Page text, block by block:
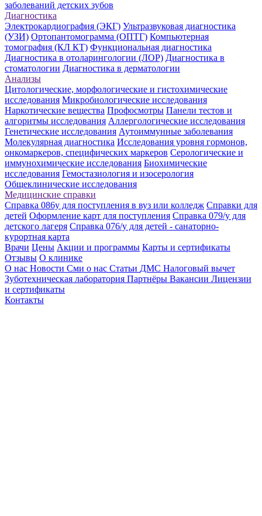
заболеваний детских зубов
Диагностика
Электрокардиография (ЭКГ) Ультразвуковая диагностика
(УЗИ) Ортопантомограмма (ОПТГ) Компьютерная
томография (КЛ КТ) Функциональная диагностика
Диагностика в отоларингологии (ЛОР) Диагностика в
стоматологии Диагностика в дерматологии
Анализы
Цитологические, морфологические и гистохимические
исследования Микробиологические исследования
Наркотические вещества Профосмотры Панели тестов и
алгоритмы исследования Аллергологические исследования
Генетические исследования Аутоиммунные заболевания
Молекулярная диагностика Исследования уровня гормонов,
онкомаркеров, специфических маркеров Серологические и
иммунохимические исследования Биохимические
исследования Гемостазиология и изосерология
Общеклинические исследования
Медицинские справки
Справка 086у для поступления в вуз или колледж Справки для
детей Оформление карт для поступления Справка 079/у для
детского лагеря Справка 076/у для детей - санаторно-
курортная карта
Врачи Цены Акции и программы Карты и сертификаты
Отзывы О клинике
О нас Новости Сми о нас Статьи ДМС Налоговый вычет
Зуботехническая лаборатория Партнёры Вакансии Лицензии
и сертификаты
Контакты